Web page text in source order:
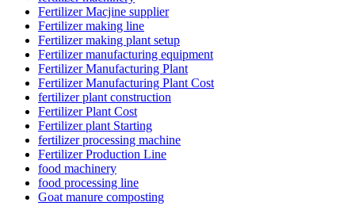
Fertilizer Macjine supplier
Fertilizer making line
Fertilizer making plant setup
Fertilizer manufacturing equipment
Fertilizer Manufacturing Plant
Fertilizer Manufacturing Plant Cost
fertilizer plant construction
Fertilizer Plant Cost
Fertilizer plant Starting
fertilizer processing machine
Fertilizer Production Line
food machinery
food processing line
Goat manure composting